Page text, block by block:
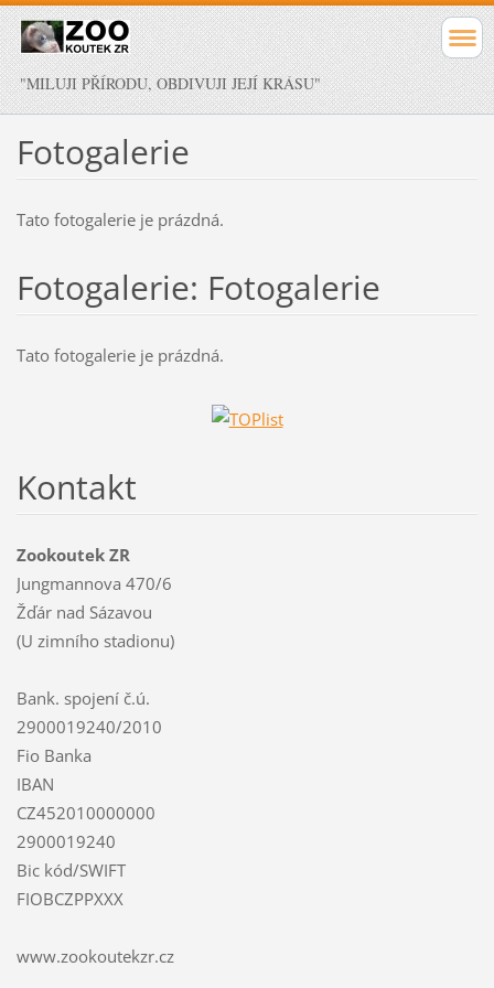
"MILUJI PŘÍRODU, OBDIVUJI JEJÍ KRÁSU"
Fotogalerie
Tato fotogalerie je prázdná.
Fotogalerie: Fotogalerie
Tato fotogalerie je prázdná.
Kontakt
Zookoutek ZR
Jungmannova 470/6
Žďár nad Sázavou
(U zimního stadionu)
Bank. spojení č.ú.
2900019240/2010
Fio Banka
IBAN
CZ452010000000
2900019240
Bic kód/SWIFT
FIOBCZPPXXX
www.zookoutekzr.cz